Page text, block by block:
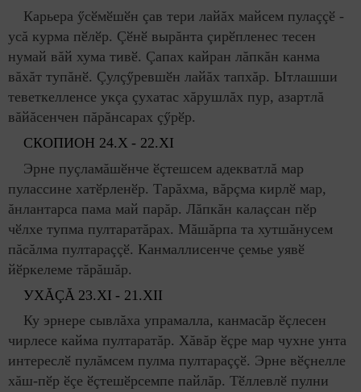
Карьера ӳсӗмӗшӗн çав тери лайăх майсем пулаççӗ -
усă курма пӗлӗр. Çӗнӗ вырăнта çирӗпленес тесен
нумай вăй хума тивӗ. Çапах кайран лăпкăн канма
вăхăт тупăнӗ. Çулçӳревшӗн лайăх тапхăр. Ытлашши
теветкелленсе укçа çухатас хăрушлăх пур, азартлă
вăйăсенчен пăрăнсарах çӳрӗр.
СКОПИОН 24.X - 22.XI
Эрне пуçламăшӗнче ӗçтешсем адекватлă мар
пулассине хатӗрленӗр. Тарăхма, вăрçма кирлӗ мар,
ăнлантарса пама май парăр. Лăпкăн калаçсан пӗр
чӗлхе тупма пултаратăрах. Мăшăрпа та хутшăнусем
пăсăлма пултараççӗ. Канмаллисенче çемье уявӗ
йӗркелеме тăрăшăр.
УХĂÇĂ 23.XI - 21.XII
Ку эрнере сывлăха упрамалла, канмасăр ӗçлесен
чирлесе кайма пултаратăр. Хăвăр ӗçре мар чухне унта
интереслӗ пулăмсем пулма пултараççӗ. Эрне вӗçнелле
хăш-пӗр ӗçе ӗçтешӗрсемпе пайлăр. Тӗллевлӗ пулни